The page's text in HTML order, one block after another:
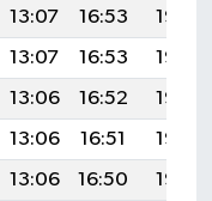
13:07 16:53
19:58
13:07 16:53
19:56
13:06 16:52
19:55
13:06 16:51
19:53
13:06 16:50
19:52